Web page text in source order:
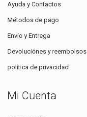
Ayuda y Contactos
Métodos de pago
Envío y Entrega
Devoluciónes y reembolsos
política de privacidad
Mi Cuenta